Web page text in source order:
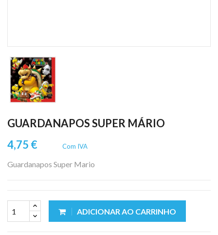
GUARDANAPOS SUPER MÁRIO
4,75 €
Com IVA
Guardanapos Super Mario
ADICIONAR AO CARRINHO